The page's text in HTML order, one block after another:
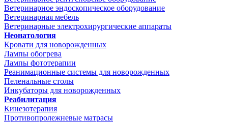
Ветеринарное эндоскопическое оборудование
Ветеринарная мебель
Ветеринарные электрохирургические аппараты
Неонатология
Кровати для новорожденных
Лампы обогрева
Лампы фототерапии
Реанимационные системы для новорожденных
Пеленальные столы
Инкубаторы для новорожденных
Реабилитация
Кинезотерапия
Противопролежневые матрасы